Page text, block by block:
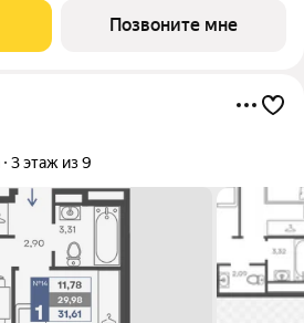
домов высотой в 8 и 9 этажей.
Позвоните мне
3 этаж из 9